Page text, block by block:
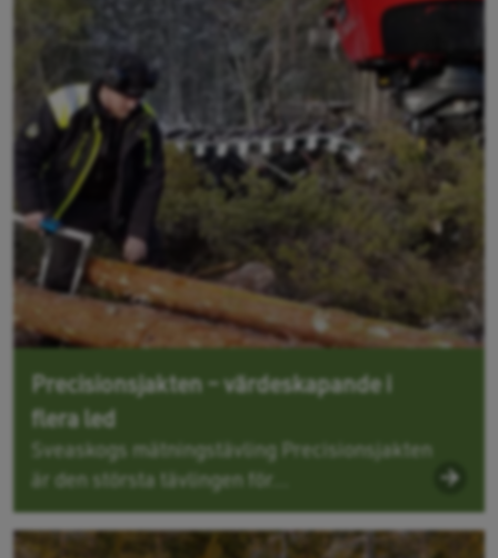
Precisionsjakten – värdeskapande i
flera led
Sveaskogs mätningstävling Precisionsjakten
är den största tävlingen för...